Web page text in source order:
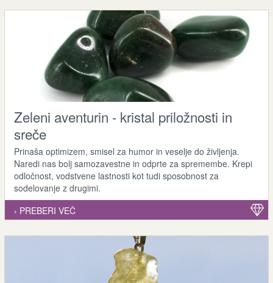
Zeleni aventurin - kristal priložnosti in
sreče
Prinaša optimizem, smisel za humor in veselje do življenja.
Naredi nas bolj samozavestne in odprte za spremembe. Krepi
odločnost, vodstvene lastnosti kot tudi sposobnost za
sodelovanje z drugimi.
› PREBERI VEČ